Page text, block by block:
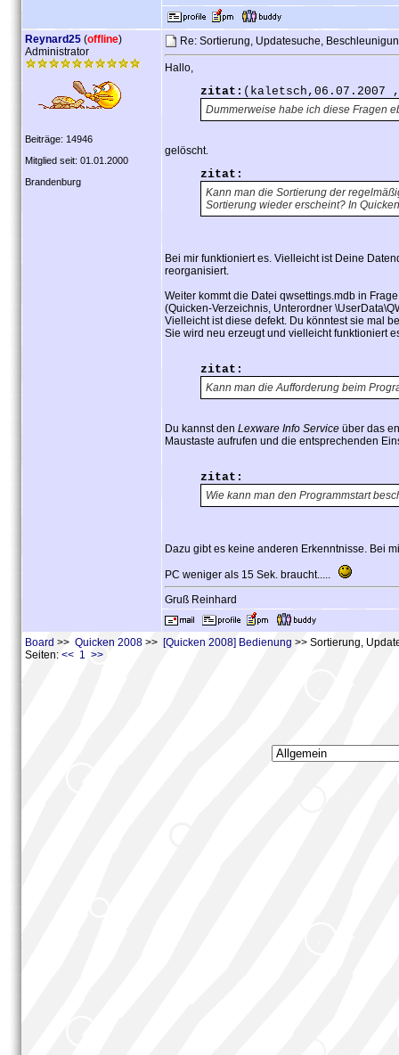
Reynard25 (offline)
Administrator
Beiträge: 14946
Mitglied seit: 01.01.2000
Brandenburg
Re: Sortierung, Updatesuche,
Hallo,
zitat: (kaletsch,06.07.2007
Dummerweise habe ich diese Fragen
gelöscht.
zitat:
Kann man die Sortierung der
Sortierung wieder erscheint? In
Bei mir funktioniert es. Vielleicht ist Deine
reorganisiert.
Weiter kommt die Datei qwsettings.mdb in
(Quicken-Verzeichnis, Unterordner
Vielleicht ist diese defekt. Du könntest sie mal
Sie wird neu erzeugt und vielleicht funktioniert
zitat:
Kann man die Aufforderung beim
Du kannst den Lexware Info Service über das
Maustaste aufrufen und die entsprechenden
zitat:
Wie kann man den Programmstart
Dazu gibt es keine anderen Erkenntnisse. Bei
PC weniger als 15 Sek. braucht.....
Gruß Reinhard
Board >> Quicken 2008 >> [Quicken 2008] Bedienung >> Sortierung,
Seiten: << 1 >>